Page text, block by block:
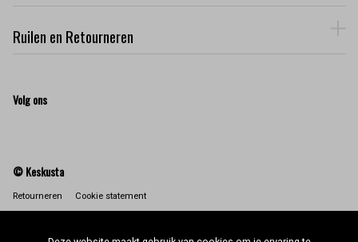
Ruilen en Retourneren
Volg ons
© Keskusta
Retourneren Cookie statement